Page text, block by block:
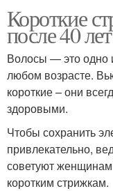
Короткие
после 40
Волосы — это одно
любом возрасте.
короткие – они
здоровыми.
Чтобы сохранить
привлекательно,
советуют женщинам
коротким стрижкам.